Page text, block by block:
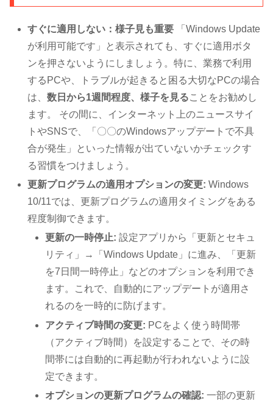
すぐに適用しない：様子見も重要 「Windows Update
が利用可能です」と表示されても、すぐに適用ボタ
ンを押さないようにしましょう。特に、業務で利用
するPCや、トラブルが起きると困る大切なPCの場合
は、数日から1週間程度、様子を見ることをお勧めし
ます。 その間に、インターネット上のニュースサイ
トやSNSで、「〇〇のWindowsアップデートで不具
合が発生」といった情報が出ていないかチェックす
る習慣をつけましょう。
更新プログラムの適用オプションの変更: Windows
10/11では、更新プログラムの適用タイミングをある
程度制御できます。
更新の一時停止: 設定アプリから「更新とセキュ
リティ」→「Windows Update」に進み、「更新
を7日間一時停止」などのオプションを利用でき
ます。これで、自動的にアップデートが適用さ
れるのを一時的に防げます。
アクティブ時間の変更: PCをよく使う時間帯
（アクティブ時間）を設定することで、その時
間帯には自動的に再起動が行われないように設
定できます。
オプションの更新プログラムの確認: 一部の更新